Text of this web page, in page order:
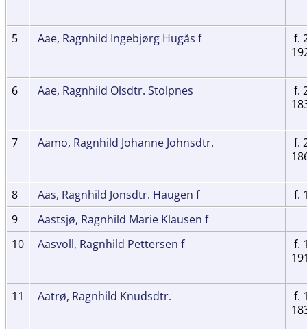
5 Aae, Ragnhild Ingebjørg Hugås f
f.
6 Aae, Ragnhild Olsdtr. Stolpnes
f.
7 Aamo, Ragnhild Johanne Johnsdtr.
f.
8 Aas, Ragnhild Jonsdtr. Haugen f
f.
9
Aastsjø, Ragnhild Marie Klausen f
10
Aasvoll, Ragnhild Pettersen f
f.
11 Aatrø, Ragnhild Knudsdtr.
f.